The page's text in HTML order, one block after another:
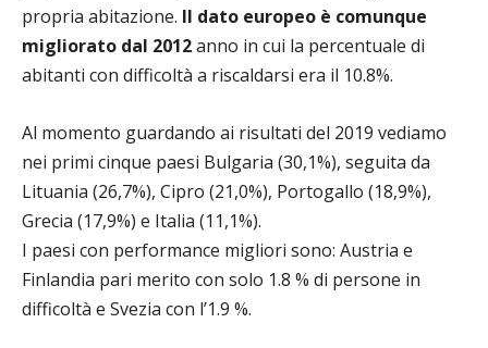
propria abitazione. Il dato europeo è comunque
migliorato dal 2012anno in cui la percentuale di
abitanti con difficoltà a riscaldarsi era il 10.8%.
Al momento guardando ai risultati del 2019 vediamo
nei primi cinque paesi Bulgaria (30,1%), seguita da
Lituania (26,7%), Cipro (21,0%), Portogallo (18,9%),
Grecia (17,9%) e Italia (11,1%).
I paesi con performance migliori sono: Austria e
Finlandia pari merito con solo 1.8 % di persone in
difficoltà e Svezia con l’1.9 %.